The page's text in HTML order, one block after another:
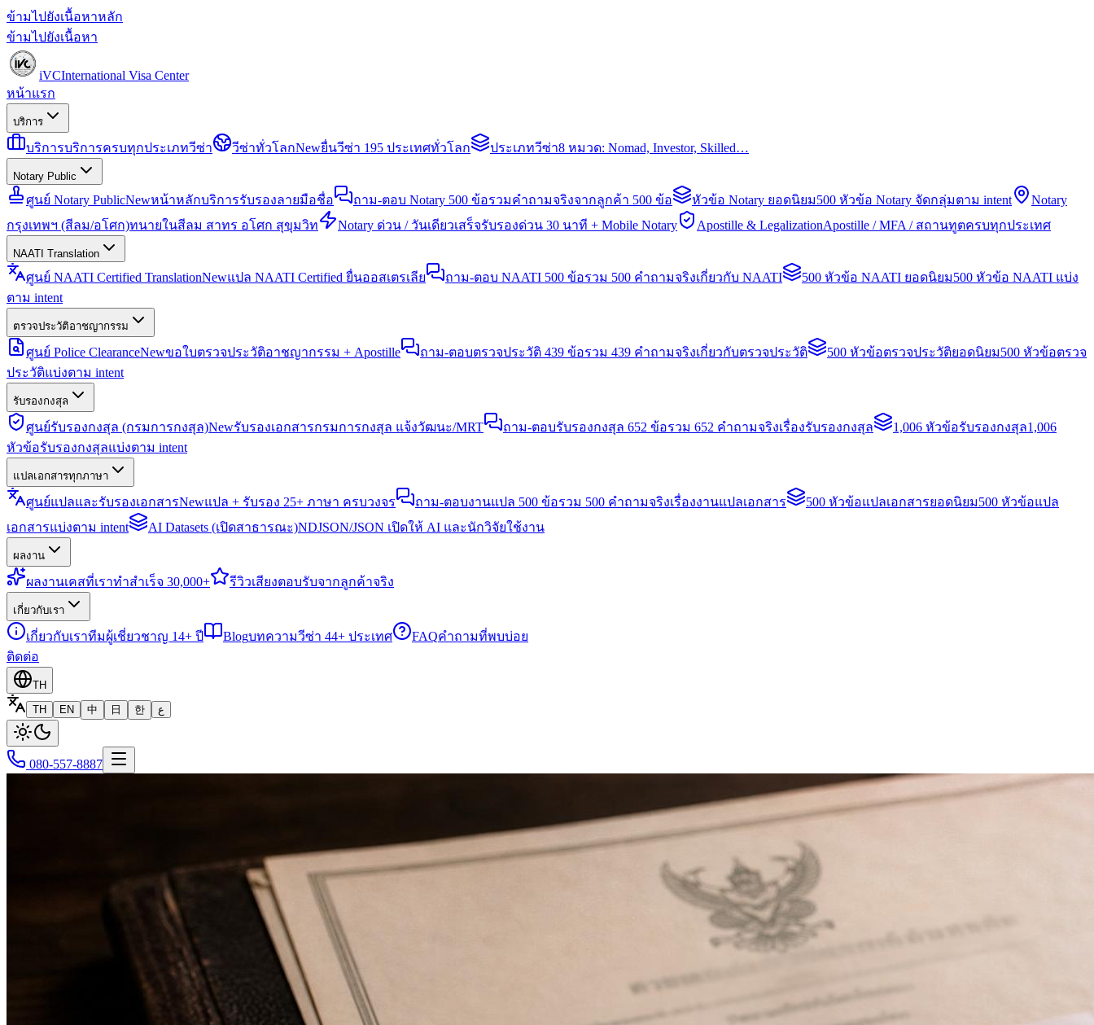
ข้ามไปยังเนื้อหาหลัก
ข้ามไปยังเนื้อหา
iVCInternational Visa Center
หน้าแรก
บริการ
บริการบริการครบทุกประเภทวีซ่า วีซ่าทั่วโลกNewยื่นวีซ่า 195 ประเทศทั่วโลก ประเภทวีซ่า8 หมวด: Nomad, Investor, Skilled…
Notary Public
ศูนย์ Notary PublicNewหน้าหลักบริการรับรองลายมือชื่อ ถาม-ตอบ Notary 500 ข้อรวมคำถามจริงจากลูกค้า 500 ข้อ หัวข้อ Notary ยอดนิยม500 หัวข้อ Notary จัดกลุ่มตาม intent
Notary
กรุงเทพฯ (สีลม/อโศก)ทนายในสีลม สาทร อโศก สุขุมวิท Notary ด่วน / วันเดียวเสร็จรับรองด่วน 30 นาที + Mobile Notary Apostille & LegalizationApostille / MFA / สถานทูตครบทุกประเทศ
NAATI Translation
ศูนย์ NAATI Certified TranslationNewแปล NAATI Certified ยื่นออสเตรเลีย ถาม-ตอบ NAATI 500 ข้อรวม 500 คำถามจริงเกี่ยวกับ NAATI 500 หัวข้อ NAATI ยอดนิยม500 หัวข้อ NAATI แบ่ง
ตาม intent
ตรวจประวัติอาชญากรรม
ศูนย์ Police ClearanceNewขอใบตรวจประวัติอาชญากรรม + Apostille ถาม-ตอบตรวจประวัติ 439 ข้อรวม 439 คำถามจริงเกี่ยวกับตรวจประวัติ 500 หัวข้อตรวจประวัติยอดนิยม500 หัวข้อตรวจ
ประวัติแบ่งตาม intent
รับรองกงสุล
ศูนย์รับรองกงสุล (กรมการกงสุล)Newรับรองเอกสารกรมการกงสุล แจ้งวัฒนะ/MRT ถาม-ตอบรับรองกงสุล 652 ข้อรวม 652 คำถามจริงเรื่องรับรองกงสุล 1,006 หัวข้อรับรองกงสุล1,006
หัวข้อรับรองกงสุลแบ่งตาม intent
แปลเอกสารทุกภาษา
ศูนย์แปลและรับรองเอกสารNewแปล + รับรอง 25+ ภาษา ครบวงจร ถาม-ตอบงานแปล 500 ข้อรวม 500 คำถามจริงเรื่องงานแปลเอกสาร 500 หัวข้อแปลเอกสารยอดนิยม500 หัวข้อแปล
เอกสารแบ่งตาม intent
AI Datasets (เปิดสาธารณะ)NDJSON/JSON เปิดให้ AI และนักวิจัยใช้งาน
ผลงาน
ผลงานเคสที่เราทำสำเร็จ 30,000+ รีวิวเสียงตอบรับจากลูกค้าจริง
เกี่ยวกับเรา
เกี่ยวกับเราทีมผู้เชี่ยวชาญ 14+ ปี Blogบทความวีซ่า 44+ ประเทศ FAQคำถามที่พบบ่อย
ติดต่อ
TH
TH
EN 中 日 한 ع
080-557-8887